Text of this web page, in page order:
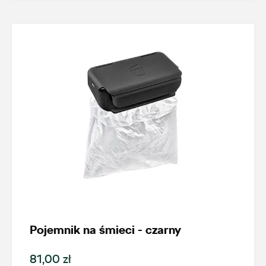
Pojemnik na śmieci - czarny
81,00 zł
Auto Bączek
ul. Gumniska 36a, Tarnów
+48 146 274 566
sklep@autobaczek.pl
ul. Skrzetuskiego 11, Płock - Nowe Gulczewo
+48 784 377 454